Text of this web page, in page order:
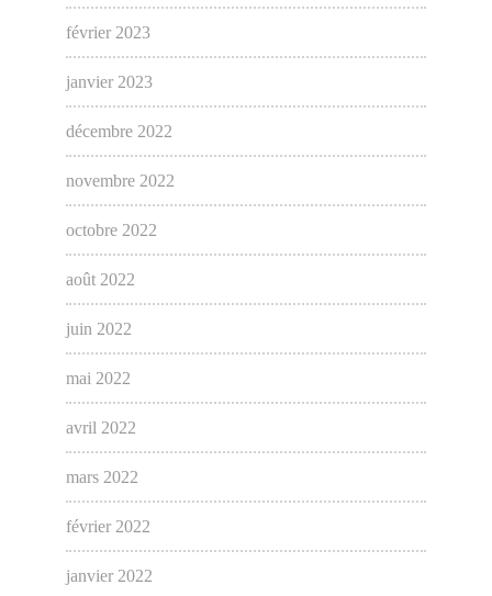
février 2023
janvier 2023
décembre 2022
novembre 2022
octobre 2022
août 2022
juin 2022
mai 2022
avril 2022
mars 2022
février 2022
janvier 2022